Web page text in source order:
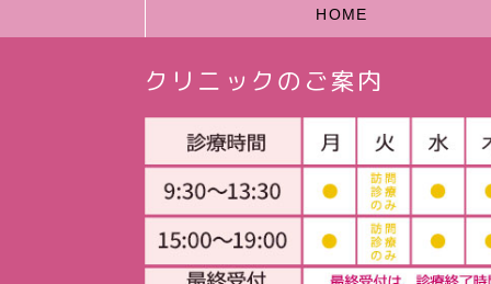
HOME
クリニックのご案内